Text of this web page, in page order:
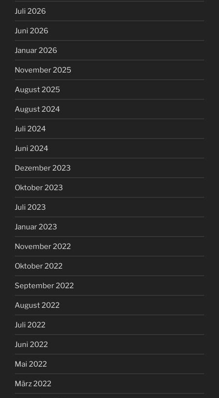
Juli 2026
Juni 2026
Januar 2026
November 2025
August 2025
August 2024
Juli 2024
Juni 2024
Dezember 2023
Oktober 2023
Juli 2023
Januar 2023
November 2022
Oktober 2022
September 2022
August 2022
Juli 2022
Juni 2022
Mai 2022
März 2022